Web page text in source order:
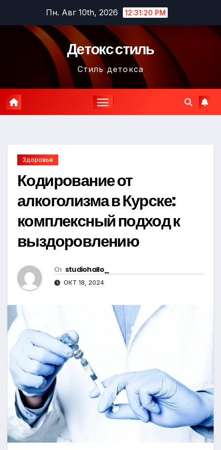
содержимому
Пн. Авг 10th, 2026 12:31:21 PM
Детокс стиль
Стиль детокса
Здоровье
Кодирование от
алкоголизма в Курске:
комплексный подход к
выздоровлению
От studiohallo_
ОКТ 18, 2024